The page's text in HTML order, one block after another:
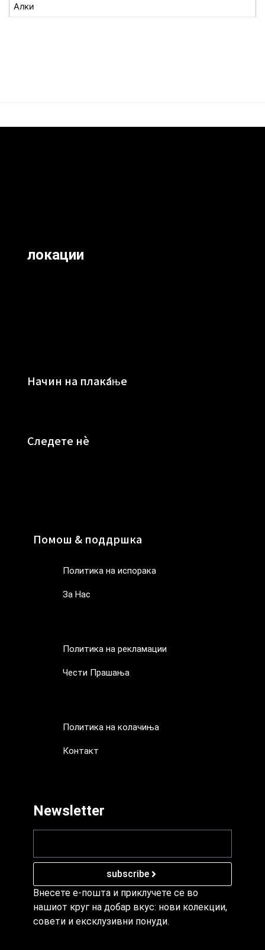
Алки
локации
Начин на плаќање
Следете нè
Помош & поддршка
Политика на испорака
За Нас
Политика на рекламации
Чести Прашања
Политика на колачиња
Контакт
Newsletter
subscribe
Внесете е-пошта и приклучете се во
нашиот круг на добар вкус: нови колекции,
совети и ексклузивни понуди.